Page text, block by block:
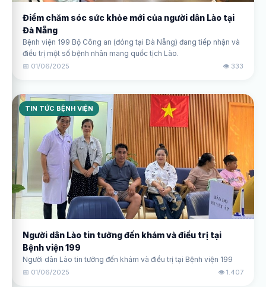
Điểm chăm sóc sức khỏe mới của người dân Lào tại
Đà Nẵng
Bệnh viện 199 Bộ Công an (đóng tại Đà Nẵng) đang tiếp nhận và
điều trị một số bệnh nhân mang quốc tịch Lào.
📅 01/06/2025 👁️ 333
TIN TỨC BỆNH VIỆN
Người dân Lào tin tưởng đến khám và điều trị tại
Bệnh viện 199
Người dân Lào tin tưởng đến khám và điều trị tại Bệnh viện 199
📅 01/06/2025 👁️ 1.407